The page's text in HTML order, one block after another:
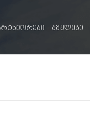
ბმულები